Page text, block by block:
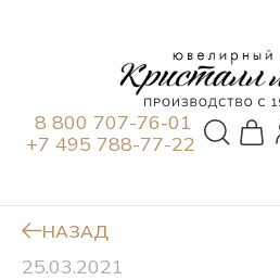
8 800 707-76-01
+7 495 788-77-22
НАЗАД
25.03.2021